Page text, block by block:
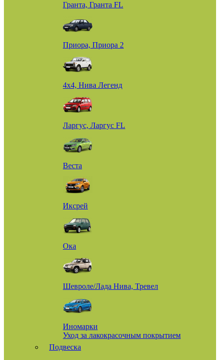
Гранта, Гранта FL
Приора, Приора 2
4х4, Нива Легенд
Ларгус, Ларгус FL
Веста
Иксрей
Ока
Шевроле/Лада Нива, Тревел
Иномарки
Уход за лакокрасочным покрытием
Подвеска